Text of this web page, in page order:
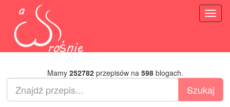
Mamy 252782przepisów na 598blogach.